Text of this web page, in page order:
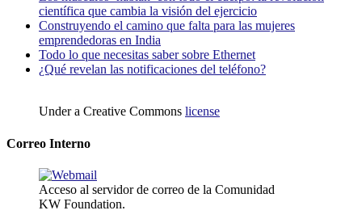
científica que cambia la visión del ejercicio
Construyendo el camino que falta para las mujeres
emprendedoras en India
Todo lo que necesitas saber sobre Ethernet
¿Qué revelan las notificaciones del teléfono?
Under a Creative Commons license
Correo Interno
Acceso al servidor de correo de la Comunidad
KW Foundation.